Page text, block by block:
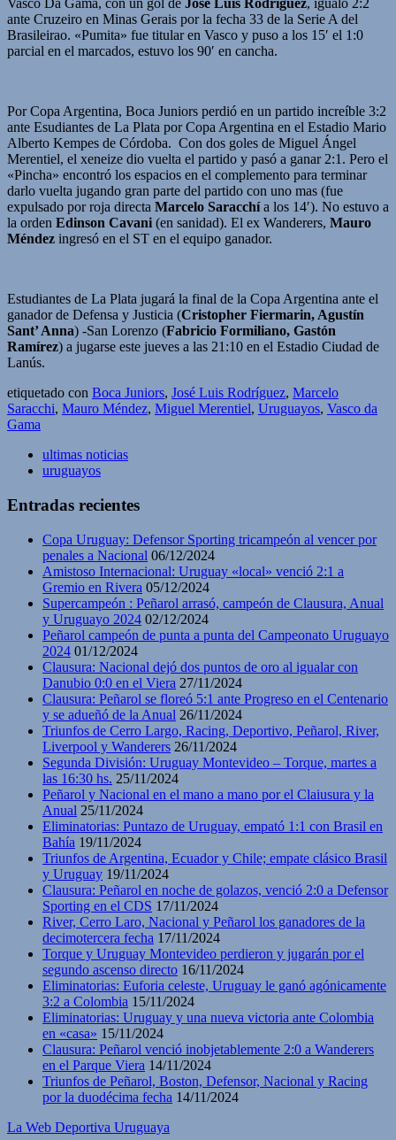
Vasco Da Gama, con un gol de José Luis Rodríguez, igualó 2:2
ante Cruzeiro en Minas Gerais por la fecha 33 de la Serie A del
Brasileirao. «Pumita» fue titular en Vasco y puso a los 15′ el 1:0
parcial en el marcados, estuvo los 90′ en cancha.
Por Copa Argentina, Boca Juniors perdió en un partido increíble 3:2
ante Esudiantes de La Plata por Copa Argentina en el Estadio Mario
Alberto Kempes de Córdoba. Con dos goles de Miguel Ángel
Merentiel, el xeneize dio vuelta el partido y pasó a ganar 2:1. Pero el
«Pincha» encontró los espacios en el complemento para terminar
darlo vuelta jugando gran parte del partido con uno mas (fue
expulsado por roja directa Marcelo Saracchía los 14′). No estuvo a
la orden Edinson Cavani (en sanidad). El ex Wanderers, Mauro
Méndez ingresó en el ST en el equipo ganador.
Estudiantes de La Plata jugará la final de la Copa Argentina ante el
ganador de Defensa y Justicia (Cristopher Fiermarin, Agustín
Sant’ Anna) -San Lorenzo (Fabricio Formiliano, Gastón
Ramírez) a jugarse este jueves a las 21:10 en el Estadio Ciudad de
Lanús.
etiquetado con Boca Juniors, José Luis Rodríguez, Marcelo
Saracchi, Mauro Méndez, Miguel Merentiel, Uruguayos, Vasco da
Gama
ultimas noticias
uruguayos
Entradas recientes
Copa Uruguay: Defensor Sporting tricampeón al vencer por
penales a Nacional 06/12/2024
Amistoso Internacional: Uruguay «local» venció 2:1 a
Gremio en Rivera 05/12/2024
Supercampeón : Peñarol arrasó, campeón de Clausura, Anual
y Uruguayo 2024 02/12/2024
Peñarol campeón de punta a punta del Campeonato Uruguayo
2024 01/12/2024
Clausura: Nacional dejó dos puntos de oro al igualar con
Danubio 0:0 en el Viera 27/11/2024
Clausura: Peñarol se floreó 5:1 ante Progreso en el Centenario
y se adueñó de la Anual 26/11/2024
Triunfos de Cerro Largo, Racing, Deportivo, Peñarol, River,
Liverpool y Wanderers 26/11/2024
Segunda División: Uruguay Montevideo – Torque, martes a
las 16:30 hs. 25/11/2024
Peñarol y Nacional en el mano a mano por el Claiusura y la
Anual 25/11/2024
Eliminatorias: Puntazo de Uruguay, empató 1:1 con Brasil en
Bahía 19/11/2024
Triunfos de Argentina, Ecuador y Chile; empate clásico Brasil
y Uruguay 19/11/2024
Clausura: Peñarol en noche de golazos, venció 2:0 a Defensor
Sporting en el CDS 17/11/2024
River, Cerro Laro, Nacional y Peñarol los ganadores de la
decimotercera fecha 17/11/2024
Torque y Uruguay Montevideo perdieron y jugarán por el
segundo ascenso directo 16/11/2024
Eliminatorias: Euforia celeste, Uruguay le ganó agónicamente
3:2 a Colombia 15/11/2024
Eliminatorias: Uruguay y una nueva victoria ante Colombia
en «casa» 15/11/2024
Clausura: Peñarol venció inobjetablemente 2:0 a Wanderers
en el Parque Viera 14/11/2024
Triunfos de Peñarol, Boston, Defensor, Nacional y Racing
por la duodécima fecha 14/11/2024
La Web Deportiva Uruguaya